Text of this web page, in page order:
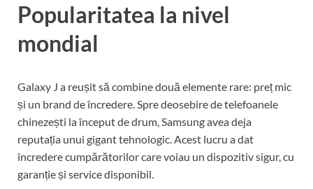
Popularitatea la nivel
mondial
Galaxy J a reușit să combine două elemente rare: preț mic
și un brand de încredere. Spre deosebire de telefoanele
chinezești la început de drum, Samsung avea deja
reputația unui gigant tehnologic. Acest lucru a dat
încredere cumpărătorilor care voiau un dispozitiv sigur, cu
garanție și service disponibil.